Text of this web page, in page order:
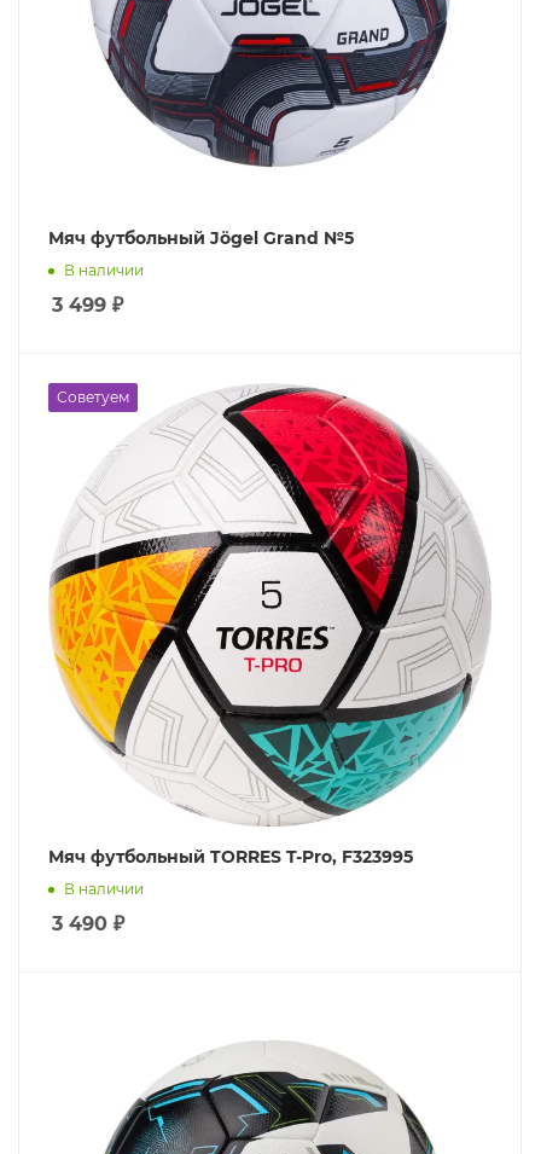
Мяч футбольный Jögel Grand №5
В наличии
3 499 ₽
Советуем
Мяч футбольный TORRES T-Pro, F323995
В наличии
3 490 ₽